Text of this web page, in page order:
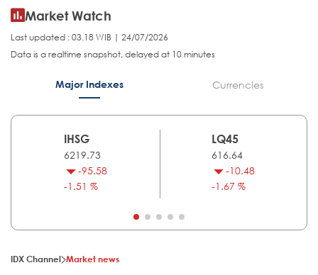
Market Watch
Last updated : 03.18 WIB | 24/07/2026
Data is a realtime snapshot, delayed at 10 minutes
Major Indexes Currencies
IHSG
6219.73
-95.58
-1.51 %
LQ45
616.64
-10.48
-1.67 %
IDX Channel Market news